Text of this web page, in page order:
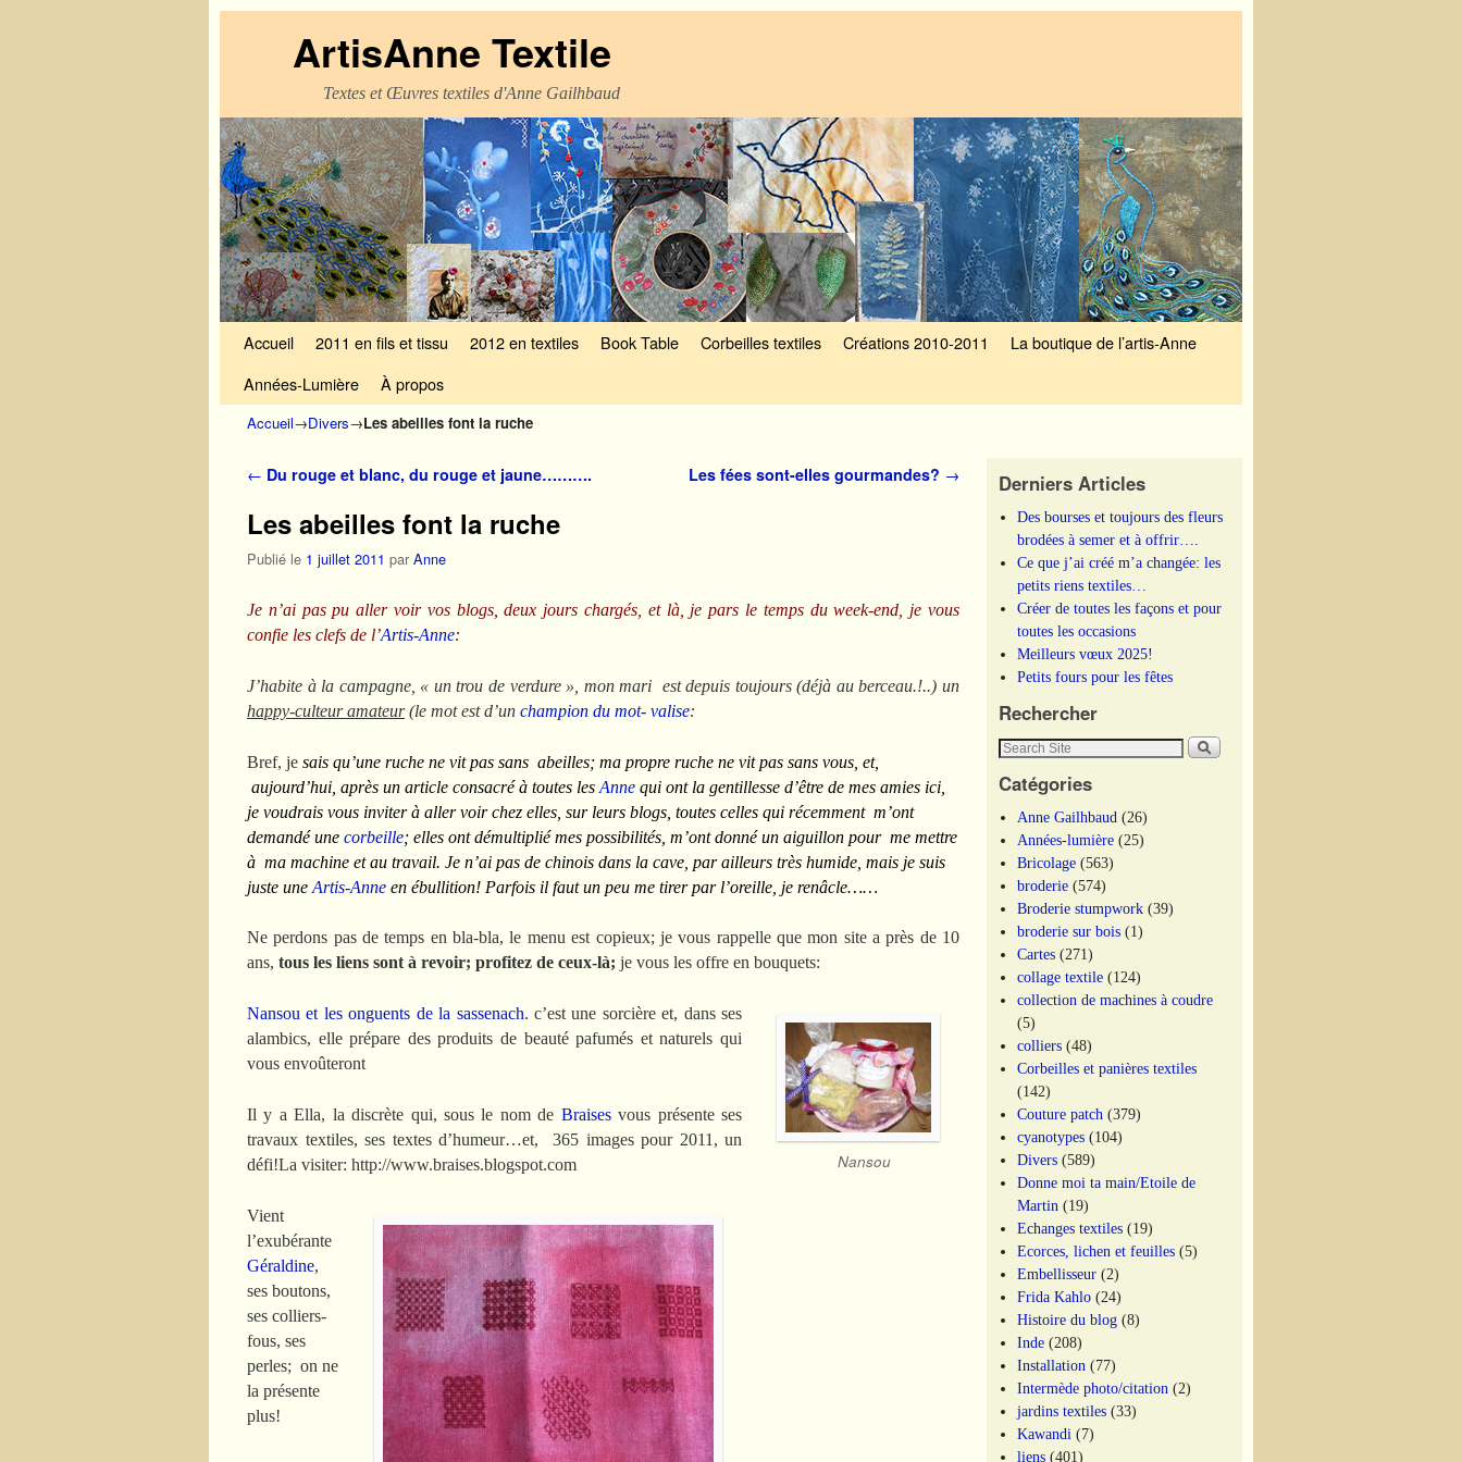
ArtisAnne Textile
Textes et Œuvres textiles d'Anne Gailhbaud
Accueil 2011 en fils et tissu 2012 en textiles Book Table Corbeilles textiles Créations 2010-2011
La boutique de l’artis-Anne
Années-Lumière
À propos
Accueil→Divers→Les abeilles font la ruche
Navigation des articles
← Du rouge et blanc, du rouge et jaune………. Les fées sont-elles gourmandes? →
Les abeilles font la ruche
Publié le 1 juillet 2011 par Anne
Je n’ai pas pu aller voir vos blogs, deux jours chargés, et là, je pars le temps du week-end, je vous
confie les clefs de l’Artis-Anne:
J’habite à la campagne, « un trou de verdure », mon mari est depuis toujours (déjà au berceau.!..) un
happy-culteur amateur(le mot est d’un champion du mot- valise:
Bref, je sais qu’une ruche ne vit pas sans abeilles; ma propre ruche ne vit pas sans vous, et,
aujourd’hui, après un article consacré à toutes les Anne qui ont la gentillesse d’être de mes amies ici,
je voudrais vous inviter à aller voir chez elles, sur leurs blogs, toutes celles qui récemment m’ont
demandé une corbeille; elles ont démultiplié mes possibilités, m’ont donné un aiguillon pour me mettre
à ma machine et au travail. Je n’ai pas de chinois dans la cave, par ailleurs très humide, mais je suis
juste une Artis-Anne en ébullition! Parfois il faut un peu me tirer par l’oreille, je renâcle……
Ne perdons pas de temps en bla-bla, le menu est copieux; je vous rappelle que mon site a près de 10
ans, tous les liens sont à revoir; profitez de ceux-là; je vous les offre en bouquets:
Nansou
Nansou et les onguents de la sassenach. c’est une sorcière et, dans ses
alambics, elle prépare des produits de beauté pafumés et naturels qui
vous envoûteront
Il y a Ella, la discrète qui, sous le nom de Braisesvous présente ses
travaux textiles, ses textes d’humeur…et, 365 images pour 2011, un
défi!La visiter: http://www.braises.blogspot.com
Vient
l’exubérante
Géraldine,
ses boutons,
ses colliers-
fous, ses
perles; on ne
la présente
plus!
Derniers Articles
Des bourses et toujours des fleurs
brodées à semer et à offrir….
Ce que j’ai créé m’a changée: les
petits riens textiles…
Créer de toutes les façons et pour
toutes les occasions
Meilleurs vœux 2025!
Petits fours pour les fêtes
Rechercher
Catégories
Anne Gailhbaud (26)
Années-lumière (25)
Bricolage (563)
broderie (574)
Broderie stumpwork (39)
broderie sur bois (1)
Cartes (271)
collage textile (124)
collection de machines à coudre
(5)
colliers (48)
Corbeilles et panières textiles
(142)
Couture patch (379)
cyanotypes (104)
Divers (589)
Donne moi ta main/Etoile de
Martin (19)
Echanges textiles (19)
Ecorces, lichen et feuilles (5)
Embellisseur (2)
Frida Kahlo (24)
Histoire du blog (8)
Inde (208)
Installation (77)
Intermède photo/citation (2)
jardins textiles (33)
Kawandi (7)
liens (401)